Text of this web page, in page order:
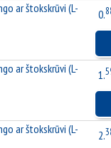
ar štokskrūvi (L-
0.
ar štokskrūvi (L-
1.
ar štokskrūvi (L-
2.